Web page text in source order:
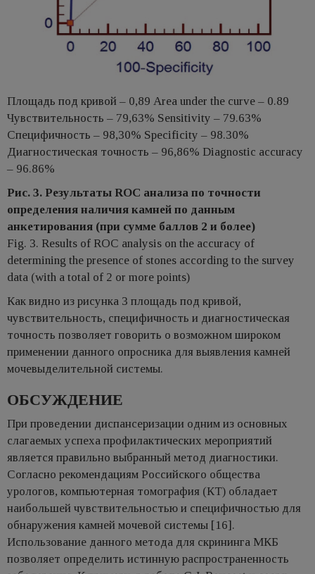
Площадь под кривой – 0,89 Area under the curve – 0.89
Чувствительность – 79,63% Sensitivity – 79.63%
Специфичность – 98,30% Specificity – 98.30%
Диагностическая точность – 96,86% Diagnostic accuracy
– 96.86%
Рис. 3. Результаты ROC анализа по точности
определения наличия камней по данным
анкетирования (при сумме баллов 2 и более)
Fig. 3. Results of ROC analysis on the accuracy of
determining the presence of stones according to the survey
data (with a total of 2 or more points)
Как видно из рисунка 3 площадь под кривой,
чувствительность, специфичность и диагностическая
точность позволяет говорить о возможном широком
применении данного опросника для выявления камней
мочевыделительной системы.
ОБСУЖДЕНИЕ
При проведении диспансеризации одним из основных
слагаемых успеха профилактических мероприятий
является правильно выбранный метод диагностики.
Согласно рекомендациям Российского общества
урологов, компьютерная томография (КТ) обладает
наибольшей чувствительностью и специфичностью для
обнаружения камней мочевой системы [16].
Использование данного метода для скрининга МКБ
позволяет определить истинную распространенность